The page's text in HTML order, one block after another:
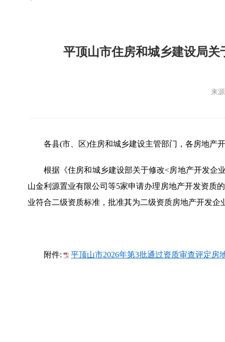
平顶山市住房和城乡建设局关
来
各县(市、区)住房和城乡建设主管部门，各房地产
根据《住房和城乡建设部关于修改<房地产开发企
山金利源置业有限公司等5家申请办理房地产开发资质
业符合二级资质标准，批准其为二级资质房地产开发企
附件: 平顶山市2026年第3批通过资质审查评定房